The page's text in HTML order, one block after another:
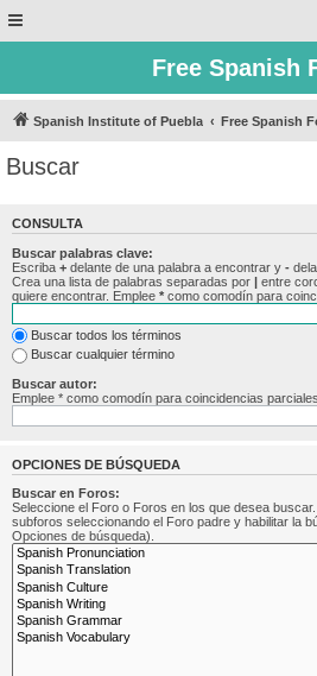
Free Spanish
Spanish Institute of Puebla Free Spanish
Buscar
CONSULTA
Buscar palabras clave:
Escriba + delante de una palabra a encontrar y -
Crea una lista de palabras separadas por | entre
quiere encontrar. Emplee * como comodín para
Buscar todos los términos
Buscar cualquier término
Buscar autor:
Emplee * como comodín para coincidencias parciales.
OPCIONES DE BÚSQUEDA
Buscar en Foros:
Seleccione el Foro o Foros en los que desea
subforos seleccionando el Foro padre y habilitar la
Opciones de búsqueda).